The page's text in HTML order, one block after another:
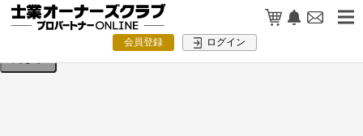
会員登録 ログイン
検索条件を入力してください。